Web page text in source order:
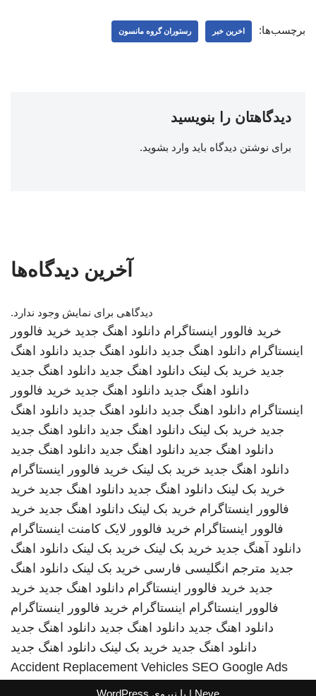
برچسب‌ها: اخرین خبر رستوران گروه مانسون
دیدگاهتان را بنویسید
برای نوشتن دیدگاه باید وارد بشوید.
آخرین دیدگاه‌ها
دیدگاهی برای نمایش وجود ندارد.
خرید فالوور اینستاگرام دانلود اهنگ جدید خرید فالوور
اینستاگرام دانلود اهنگ جدید دانلود اهنگ جدید دانلود اهنگ
جدید خرید بک لینک دانلود اهنگ جدید دانلود اهنگ جدید
دانلود اهنگ جدید دانلود اهنگ جدید خرید فالوور
اینستاگرام دانلود اهنگ جدید دانلود اهنگ جدید دانلود اهنگ
جدید خرید بک لینک دانلود اهنگ جدید دانلود اهنگ جدید
دانلود اهنگ جدید دانلود اهنگ جدید دانلود اهنگ جدید
دانلود اهنگ جدید خرید بک لینک خرید فالوور اینستاگرام
خرید بک لینک دانلود اهنگ جدید دانلود اهنگ جدید خرید
فالوور اینستاگرام خرید بک لینک دانلود اهنگ جدید خرید
فالوور اینستاگرام خرید فالوور لایک کامنت اینستاگرام
دانلود آهنگ جدید خرید بک لینک خرید بک لینک دانلود اهنگ
جدید مترجم انگلیسی فارسی خرید بک لینک دانلود اهنگ
جدید خرید فالوور اینستاگرام دانلود اهنگ جدید خرید
فالوور اینستاگرام اینستاگرام خرید فالوور اینستاگرام
دانلود اهنگ جدید دانلود اهنگ جدید دانلود اهنگ جدید
دانلود اهنگ جدید خرید بک لینک دانلود اهنگ جدید
Accident Replacement Vehicles SEO Google Ads
Neve | با نیروی WordPress